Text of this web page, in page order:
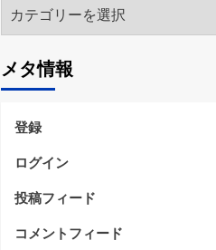
テ
リ
ー
メタ情報
登録
ログイン
投稿フィード
コメントフィード